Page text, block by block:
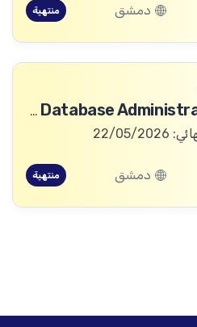
دمشق منتهية
Senior Database Administrator (DBA)
05/2026
دمشق منتهية